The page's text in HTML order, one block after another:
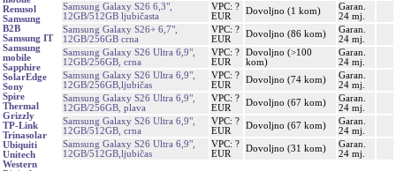
Renusol
Samsung
B2B
Samsung IT
Samsung
mobile
Sapphire
SolarEdge
Sony
Spire
Thermal
Grizzly
TP-Link
Trinasolar
Ubiquiti
Unitech
Western
Samsung Galaxy S26 6,3",
12GB/512GB ljubičasta
VPC: ?
EUR
Dovoljno (1 kom)
Garan.
24 mj.
Samsung Galaxy S26+ 6,7",
12GB/256GB crna
VPC: ?
EUR
Dovoljno (86 kom)
Garan.
24 mj.
Samsung Galaxy S26 Ultra 6,9",
12GB/256GB, crna
VPC: ?
EUR
Dovoljno (>100
kom)
Garan.
24 mj.
Samsung Galaxy S26 Ultra 6,9",
12GB/256GB,ljubičas
VPC: ?
EUR
Dovoljno (74 kom)
Garan.
24 mj.
Samsung Galaxy S26 Ultra 6,9",
12GB/256GB, plava
VPC: ?
EUR
Dovoljno (67 kom)
Garan.
24 mj.
Samsung Galaxy S26 Ultra 6,9",
12GB/512GB, crna
VPC: ?
EUR
Dovoljno (67 kom)
Garan.
24 mj.
Samsung Galaxy S26 Ultra 6,9",
12GB/512GB,ljubičas
VPC: ?
EUR
Dovoljno (31 kom)
Garan.
24 mj.